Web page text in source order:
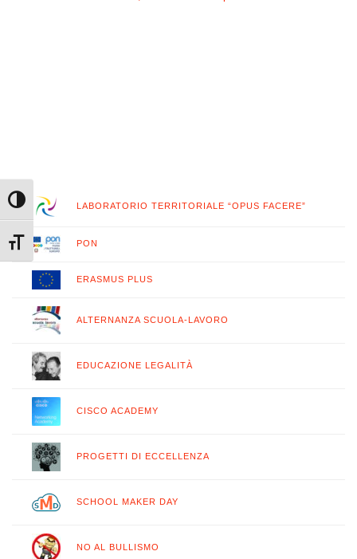
Attiva/disattiva alto contrasto
Attiva/disattiva dimensione testo
LABORATORIO TERRITORIALE “OPUS FACERE”
PON
ERASMUS PLUS
ALTERNANZA SCUOLA-LAVORO
EDUCAZIONE LEGALITÀ
CISCO ACADEMY
PROGETTI DI ECCELLENZA
SCHOOL MAKER DAY
NO AL BULLISMO